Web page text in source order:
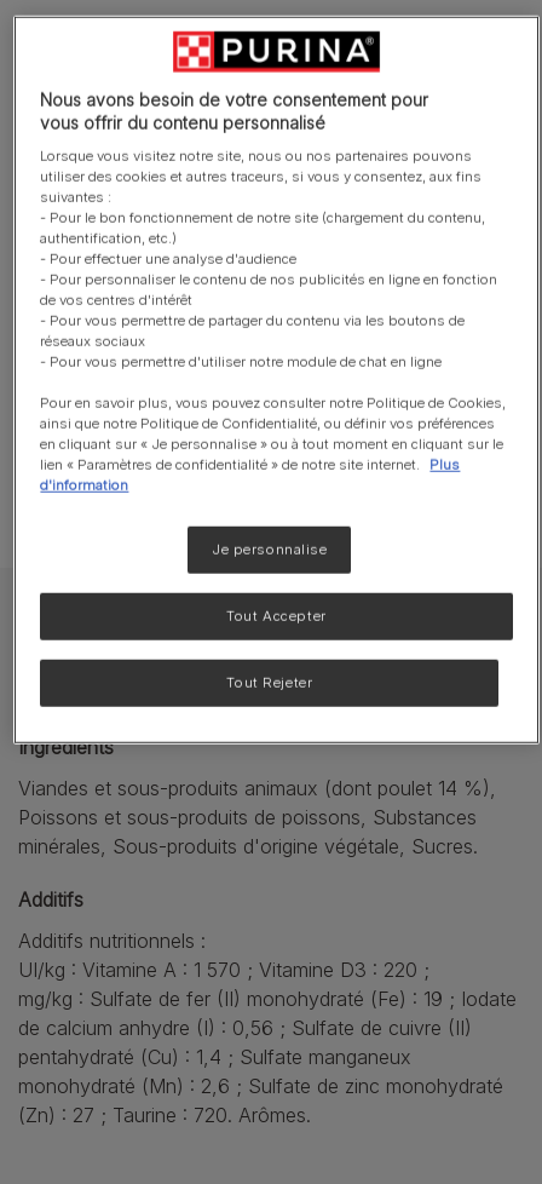
Avec des ingrédients soigneusement
sélectionnés
Recommandé pour
Croissance
Maintien en bonne santé
Formats disponibles : Boîte 85g
Ingrédients et additifs
Ingrédients
Viandes et sous-produits animaux (dont poulet 14 %),
Poissons et sous-produits de poissons, Substances
minérales, Sous-produits d'origine végétale, Sucres.
Additifs
Additifs nutritionnels :
UI/kg : Vitamine A : 1 570 ; Vitamine D3 : 220 ;
mg/kg : Sulfate de fer (II) monohydraté (Fe) : 19 ; Iodate
de calcium anhydre (I) : 0,56 ; Sulfate de cuivre (II)
pentahydraté (Cu) : 1,4 ; Sulfate manganeux
monohydraté (Mn) : 2,6 ; Sulfate de zinc monohydraté
(Zn) : 27 ; Taurine : 720. Arômes.
Nous avons besoin de votre consentement pour
vous offrir du contenu personnalisé
Lorsque vous visitez notre site, nous ou nos partenaires pouvons
utiliser des cookies et autres traceurs, si vous y consentez, aux fins
suivantes :
- Pour le bon fonctionnement de notre site (chargement du contenu,
authentification, etc.)
- Pour effectuer une analyse d'audience
- Pour personnaliser le contenu de nos publicités en ligne en fonction
de vos centres d'intérêt
- Pour vous permettre de partager du contenu via les boutons de
réseaux sociaux
- Pour vous permettre d'utiliser notre module de chat en ligne
Pour en savoir plus, vous pouvez consulter notre Politique de Cookies,
ainsi que notre Politique de Confidentialité, ou définir vos préférences
en cliquant sur « Je personnalise » ou à tout moment en cliquant sur le
lien « Paramètres de confidentialité » de notre site internet.
Plus
d'information
Je personnalise
Tout Rejeter
Tout Accepter